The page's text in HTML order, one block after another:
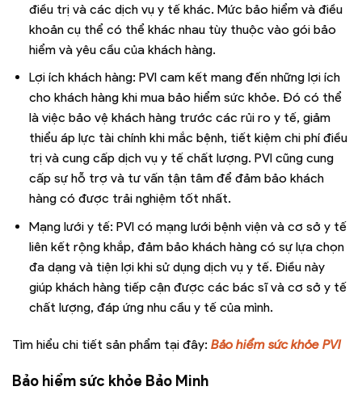
điều trị và các dịch vụ y tế khác. Mức bảo hiểm và điều
khoản cụ thể có thể khác nhau tùy thuộc vào gói bảo
hiểm và yêu cầu của khách hàng.
Lợi ích khách hàng: PVI cam kết mang đến những lợi ích
cho khách hàng khi mua bảo hiểm sức khỏe. Đó có thể
là việc bảo vệ khách hàng trước các rủi ro y tế, giảm
thiểu áp lực tài chính khi mắc bệnh, tiết kiệm chi phí điều
trị và cung cấp dịch vụ y tế chất lượng. PVI cũng cung
cấp sự hỗ trợ và tư vấn tận tâm để đảm bảo khách
hàng có được trải nghiệm tốt nhất.
Mạng lưới y tế: PVI có mạng lưới bệnh viện và cơ sở y tế
liên kết rộng khắp, đảm bảo khách hàng có sự lựa chọn
đa dạng và tiện lợi khi sử dụng dịch vụ y tế. Điều này
giúp khách hàng tiếp cận được các bác sĩ và cơ sở y tế
chất lượng, đáp ứng nhu cầu y tế của mình.
Tìm hiểu chi tiết sản phẩm tại đây: Bảo hiểm sức khỏe PVI
Bảo hiểm sức khỏe Bảo Minh